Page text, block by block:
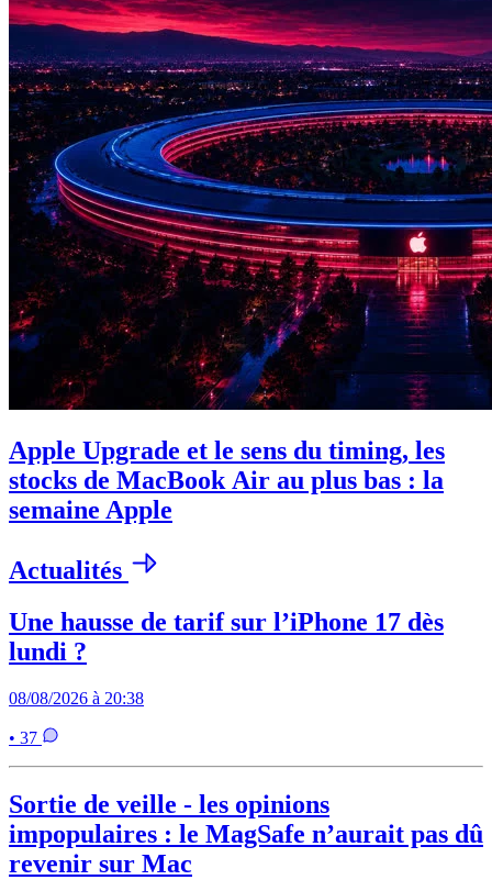
Apple Upgrade et le sens du timing, les
stocks de MacBook Air au plus bas : la
semaine Apple
Actualités
Une hausse de tarif sur l’iPhone 17 dès
lundi ?
08/08/2026 à 20:38
• 37
Sortie de veille - les opinions
impopulaires : le MagSafe n’aurait pas dû
revenir sur Mac